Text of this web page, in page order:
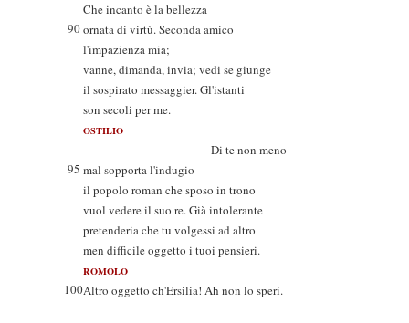
Che incanto è la bellezza
90ornata di virtù. Seconda amico
l'impazienza mia;
vanne, dimanda, invia; vedi se giunge
il sospirato messaggier. Gl'istanti
son secoli per me.
OSTILIO
Di te non meno
95 mal sopporta l'indugio
il popolo roman che sposo in trono
vuol vedere il suo re. Già intolerante
pretenderia che tu volgessi ad altro
men difficile oggetto i tuoi pensieri.
ROMOLO
100Altro oggetto ch'Ersilia! Ah non lo speri.